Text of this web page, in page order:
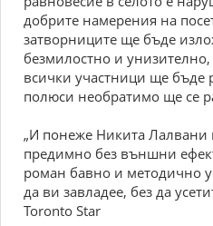
добрите намерения на
затворниците ще бъде
безмилостно и
всички участници ще бъде
полюси необратимо ще се
„И понеже Никита
предимно без външни
роман бавно и методично
да ви завладее, без да
Toronto Star